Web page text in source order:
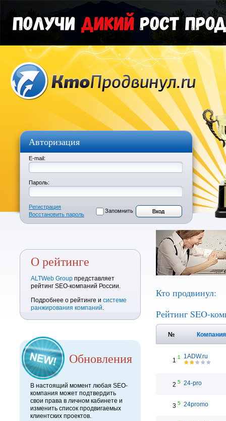
Авторизация
E-mail:
Пароль:
Регистрация
Восстановить пароль
Запомнить
О рейтинге
ALTWeb Group представляет
рейтинг SEO-компаний России.
Подробнее о рейтинге и системе
ранжирования компаний.
Обновления
В настоящий момент любая SEO-
компания может подтвердить
свои права в личном кабинете и
изменить список продвигаемых
клиентских проектов.
Кто продвинул:
Рейтинг SEO-
№ Компания
1 1 1ADW.ru
2 5 24-pro
3 5 24promo